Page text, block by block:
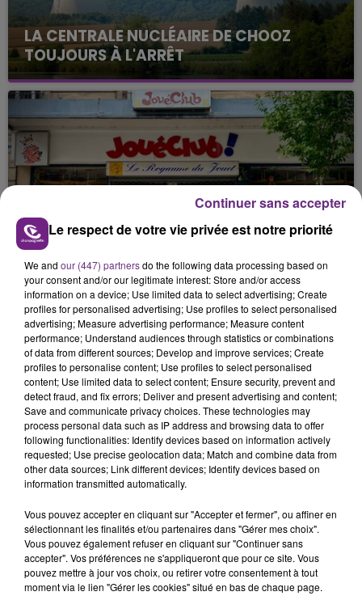
LA CENTRALE NUCLÉAIRE DE CHOOZ
TOUJOURS À L'ARRÊT
Cela fait déjà une semaine que la centrale
nucléaire ardennaise est à l'arrêt. Une situation
justifiée par la sécheresse intense qui est toujours
présente.
LE MAGASIN JOUÉCLUB DE REIMS FERME
SES PORTES
C'était l'une des institutions du centre-ville
rémois. Le magasin JouéClub est contraint de
fermer ses portes.
TITRES DIFFUSÉS
19h35
19h35
TEDDY SWIMS
Mr Know It All
19h28
19h28
BB BRUNES
Coups Et Blessures
Le respect de votre vie privée est notre priorité
We and our (447) partnersdo the following data processing based on
your consent and/or our legitimate interest: Store and/or access
information on a device; Use limited data to select advertising; Create
profiles for personalised advertising; Use profiles to select personalised
advertising; Measure advertising performance; Measure content
performance; Understand audiences through statistics or combinations
of data from different sources; Develop and improve services; Create
profiles to personalise content; Use profiles to select personalised
content; Use limited data to select content; Ensure security, prevent and
detect fraud, and fix errors; Deliver and present advertising and content;
Save and communicate privacy choices. These technologies may
process personal data such as IP address and browsing data to offer
following functionalities: Identify devices based on information actively
requested; Use precise geolocation data; Match and combine data from
other data sources; Link different devices; Identify devices based on
information transmitted automatically.
Vous pouvez accepter en cliquant sur "Accepter et fermer", ou affiner en
sélectionnant les finalités et/ou partenaires dans "Gérer mes choix".
Vous pouvez également refuser en cliquant sur "Continuer sans
accepter". Vos préférences ne s'appliqueront que pour ce site. Vous
pouvez mettre à jour vos choix, ou retirer votre consentement à tout
moment via le lien "Gérer les cookies" situé en bas de chaque page.
Continuer sans accepter